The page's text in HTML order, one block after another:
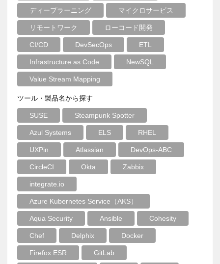
ディープラーニング マイクロサービス
リモートワーク ローコード開発
CI/CD DevSecOps ETL
Infrastructure as Code NewSQL
Value Stream Mapping
ツール・製品名から探す
SUSE Steampunk Spotter
Azul Systems ELS RHEL
UXPin Atlassian DevOps-ABC
CircleCI Okta Zabbix
integrate.io
Azure Kubernetes Service（AKS）
Aqua Security Ansible Cohesity
Chef Delphix Docker
Firefox ESR GitLab